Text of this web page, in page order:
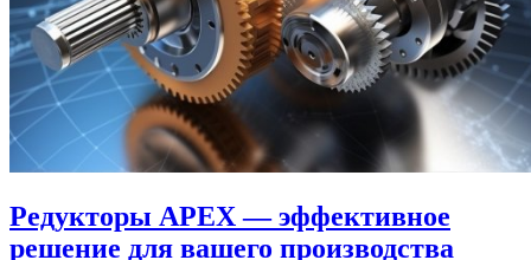
Модули линейного перемещения